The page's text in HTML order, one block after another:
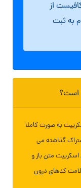
از
به ثبت
است؟
به صورت کاملا
گذاشته می
متن باز و
کدهای درون